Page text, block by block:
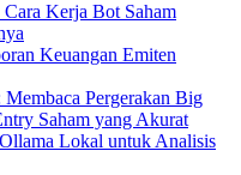
Kerja Bot Saham
Keuangan Emiten
Pergerakan Big
Saham yang Akurat
Lokal untuk Analisis